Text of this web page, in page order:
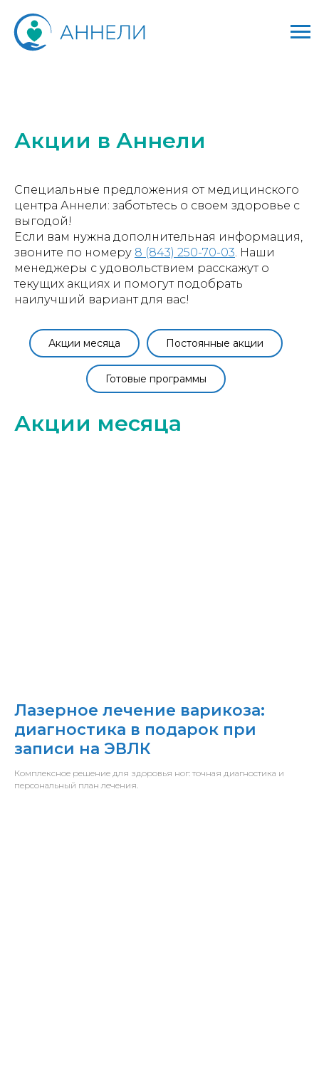
Акции в Аннели
Специальные предложения от медицинского
центра Аннели: заботьтесь о своем здоровье с
выгодой!
Если вам нужна дополнительная информация,
звоните по номеру 8 (843) 250-70-03. Наши
менеджеры с удовольствием расскажут о
текущих акциях и помогут подобрать
наилучший вариант для вас!
Акции месяца Постоянные акции
Готовые программы
Акции месяца
Лазерное лечение варикоза:
диагностика в подарок при
записи на ЭВЛК
Комплексное решение для здоровья ног: точная диагностика и
персональный план лечения.